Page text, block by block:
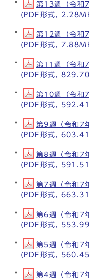
第13週（令和
(PDF形式,
第12週（令和
(PDF形式,
第11週（令和
(PDF形式,
第10週（令和
(PDF形式,
第9週（令和7
(PDF形式,
第8週（令和7
(PDF形式,
第7週（令和7
(PDF形式,
第6週（令和7
(PDF形式,
第5週（令和7
(PDF形式,
第4週（令和7